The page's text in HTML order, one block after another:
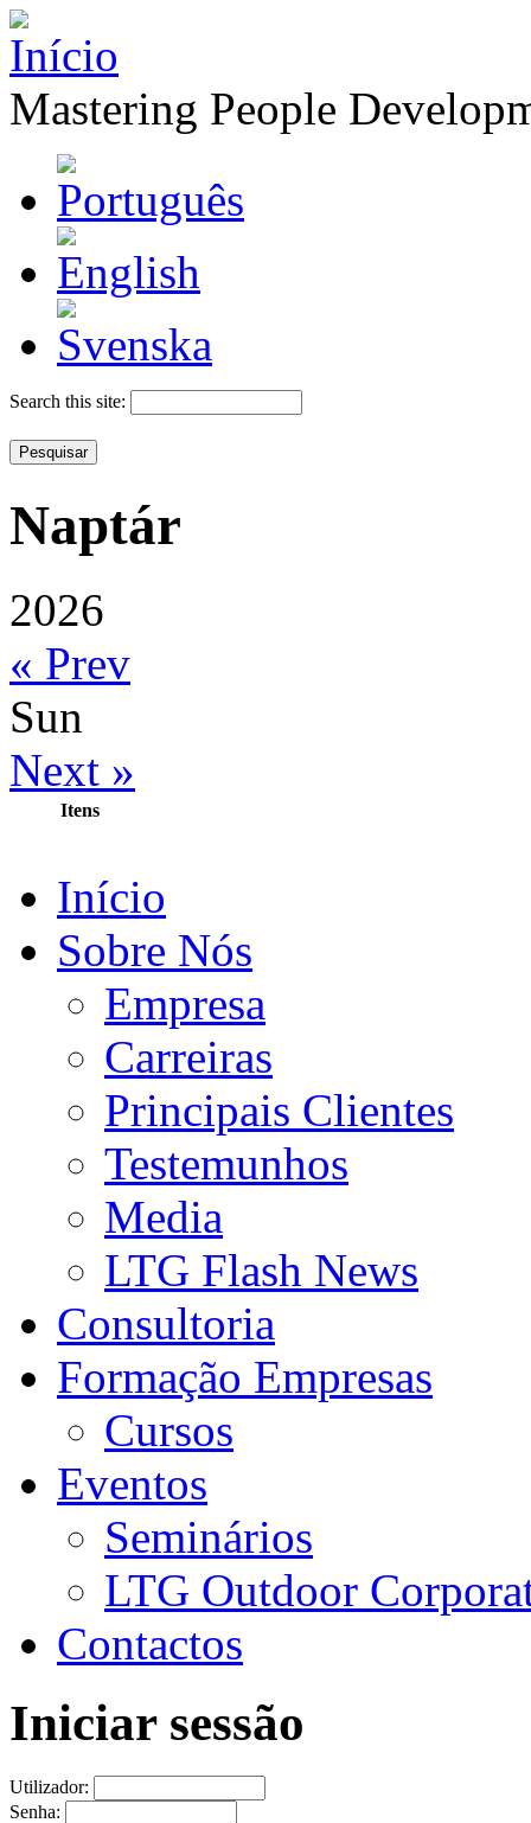
Mastering People
Search this site:
Naptár
2026
« Prev
Sun
Next »
Itens
Início
Sobre Nós
Empresa
Carreiras
Principais Clientes
Testemunhos
Media
LTG Flash News
Consultoria
Formação Empresas
Cursos
Eventos
Seminários
LTG Outdoor
Contactos
Iniciar sessão
Utilizador:
Senha: